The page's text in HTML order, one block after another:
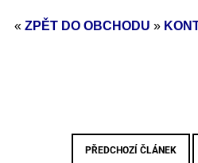
« ZPĚT DO OBCHODU »
PŘEDCHOZÍ ČLÁNEK